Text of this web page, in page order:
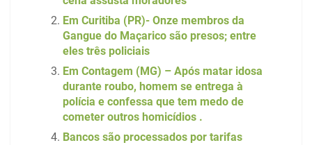
Em Curitiba (PR)- Onze membros da
Gangue do Maçarico são presos; entre
eles três policiais
Em Contagem (MG) – Após matar idosa
durante roubo, homem se entrega à
polícia e confessa que tem medo de
cometer outros homicídios .
Bancos são processados por tarifas